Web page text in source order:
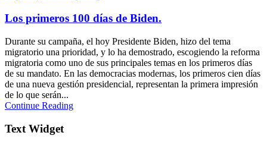
Los primeros 100 días de Biden.
Durante su campaña, el hoy Presidente Biden, hizo del tema
migratorio una prioridad, y lo ha demostrado, escogiendo la reforma
migratoria como uno de sus principales temas en los primeros días
de su mandato. En las democracias modernas, los primeros cien días
de una nueva gestión presidencial, representan la primera impresión
de lo que serán...
Continue Reading
Text Widget